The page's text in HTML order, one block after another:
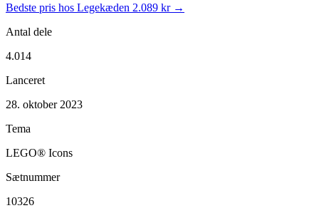
Bedste pris hos Legekæden 2.089 kr →
Antal dele
4.014
Lanceret
28. oktober 2023
Tema
LEGO® Icons
Sætnummer
10326